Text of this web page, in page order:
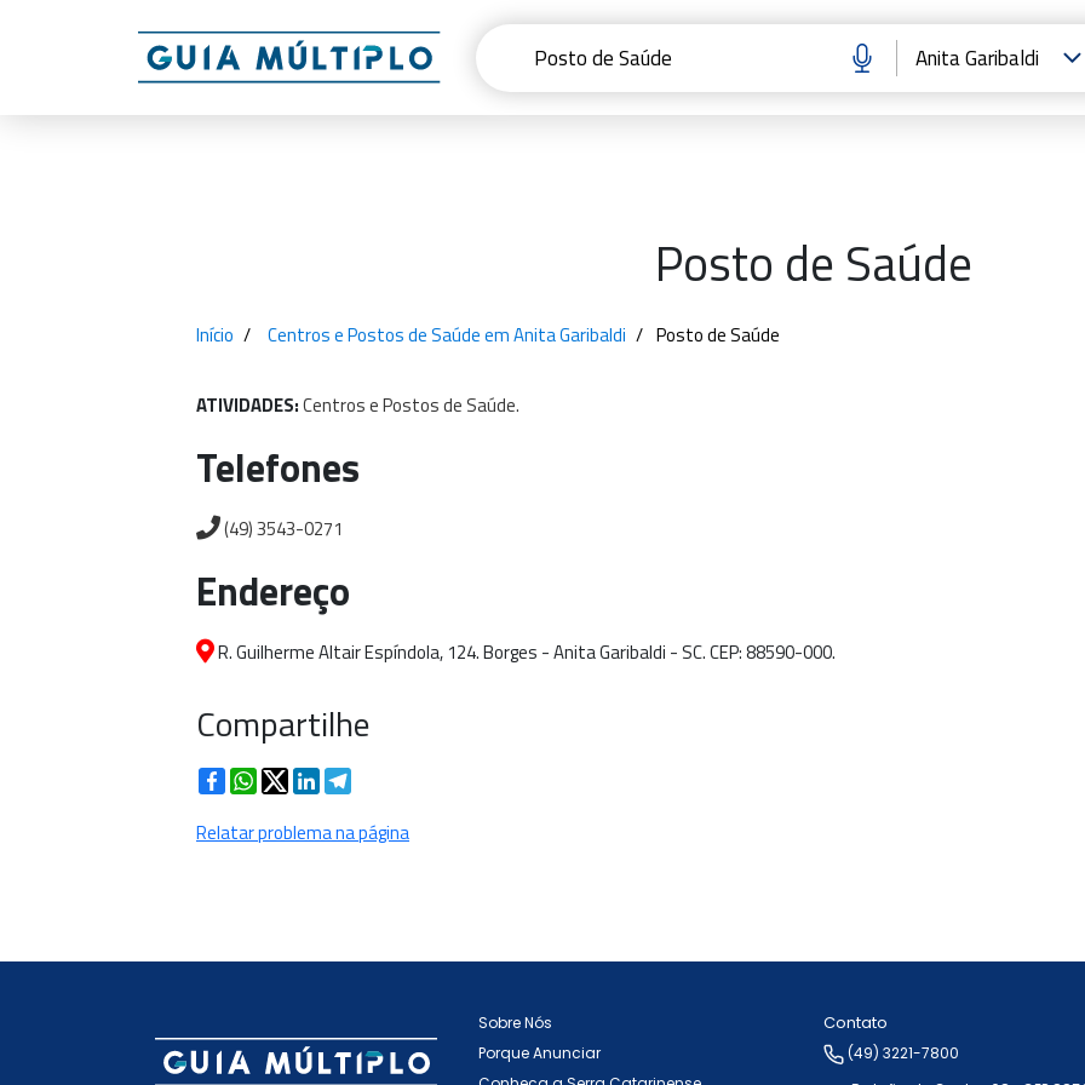
Posto de Saúde
Início Centros e Postos de Saúde em Anita Garibaldi Posto de Saúde
ATIVIDADES:CentrosePostosde Saúde.
Telefones
(49) 3543-0271
Endereço
R. Guilherme Altair Espíndola, 124. Borges - Anita Garibaldi - SC. CEP: 88590-000.
Compartilhe
FacebookWhatsApp
TwitterLinkedIn
Relatar problema na página
Sobre Nós
Porque Anunciar
Contato
(49) 3221-7800